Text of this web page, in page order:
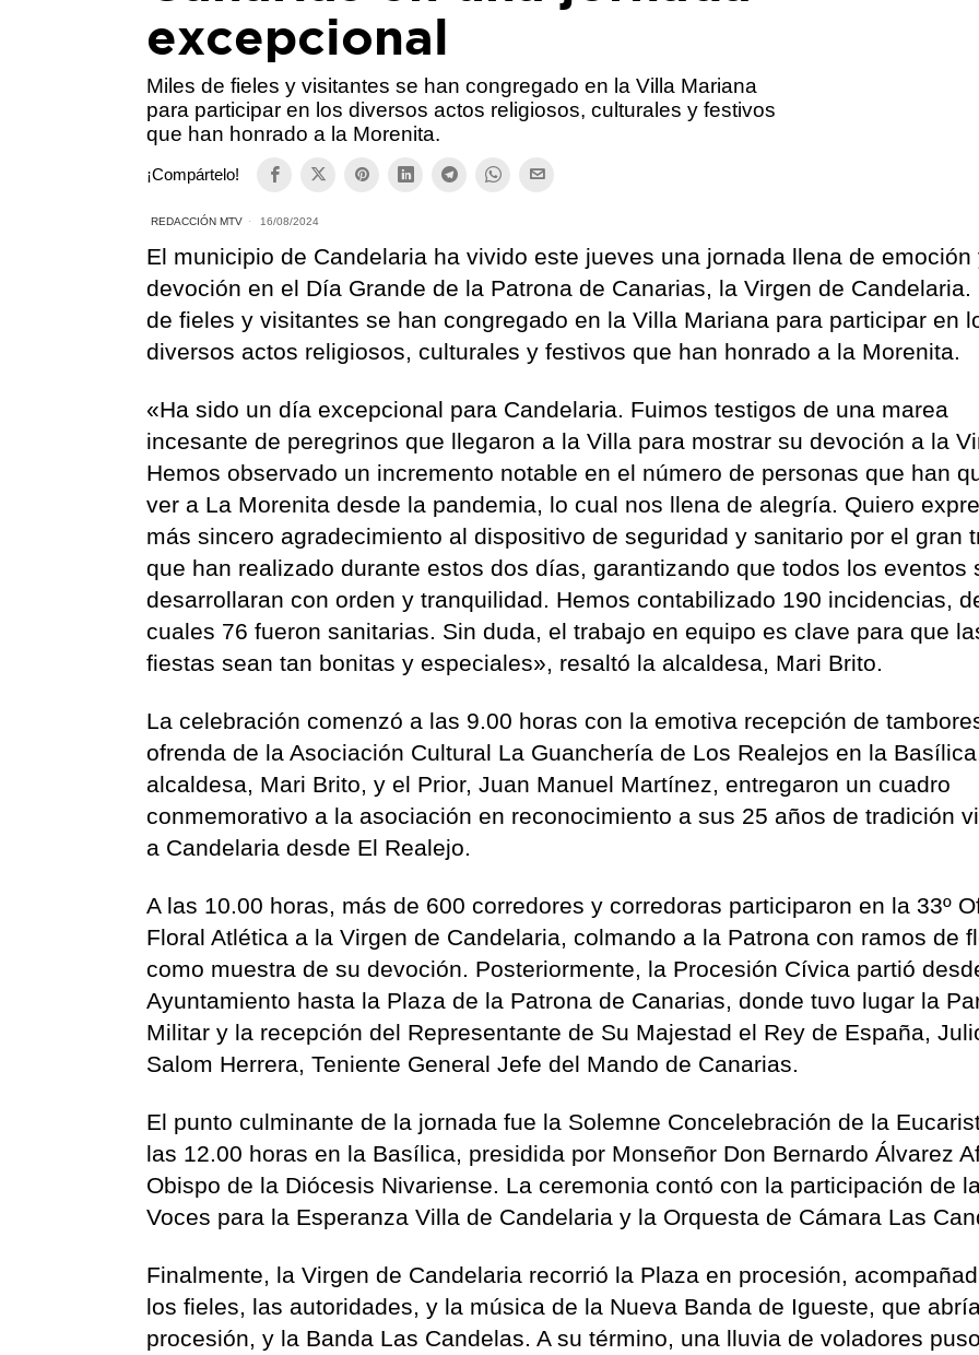
excepcional
Miles de fieles y visitantes se han congregado en la Villa Mariana
para participar en los diversos actos religiosos, culturales y festivos
que han honrado a la Morenita.
¡Compártelo!
REDACCIÓN MTV 16/08/2024
El municipio de Candelaria ha vivido este jueves una jornada llena de emoción
devoción en el Día Grande de la Patrona de Canarias, la Virgen de Candelaria.
de fieles y visitantes se han congregado en la Villa Mariana para participar en
diversos actos religiosos, culturales y festivos que han honrado a la Morenita.
«Ha sido un día excepcional para Candelaria. Fuimos testigos de una marea
incesante de peregrinos que llegaron a la Villa para mostrar su devoción a la
Hemos observado un incremento notable en el número de personas que han
ver a La Morenita desde la pandemia, lo cual nos llena de alegría. Quiero
más sincero agradecimiento al dispositivo de seguridad y sanitario por el gran
que han realizado durante estos dos días, garantizando que todos los eventos
desarrollaran con orden y tranquilidad. Hemos contabilizado 190 incidencias,
cuales 76 fueron sanitarias. Sin duda, el trabajo en equipo es clave para que
fiestas sean tan bonitas y especiales», resaltó la alcaldesa, Mari Brito.
La celebración comenzó a las 9.00 horas con la emotiva recepción de
ofrenda de la Asociación Cultural La Guanchería de Los Realejos en la
alcaldesa, Mari Brito, y el Prior, Juan Manuel Martínez, entregaron un cuadro
conmemorativo a la asociación en reconocimiento a sus 25 años de tradición
a Candelaria desde El Realejo.
A las 10.00 horas, más de 600 corredores y corredoras participaron en la 33º
Floral Atlética a la Virgen de Candelaria, colmando a la Patrona con ramos de
como muestra de su devoción. Posteriormente, la Procesión Cívica partió
Ayuntamiento hasta la Plaza de la Patrona de Canarias, donde tuvo lugar la
Militar y la recepción del Representante de Su Majestad el Rey de España,
Salom Herrera, Teniente General Jefe del Mando de Canarias.
El punto culminante de la jornada fue la Solemne Concelebración de la
las 12.00 horas en la Basílica, presidida por Monseñor Don Bernardo Álvarez
Obispo de la Diócesis Nivariense. La ceremonia contó con la participación de
Voces para la Esperanza Villa de Candelaria y la Orquesta de Cámara Las
Finalmente, la Virgen de Candelaria recorrió la Plaza en procesión,
los fieles, las autoridades, y la música de la Nueva Banda de Igueste, que
procesión, y la Banda Las Candelas. A su término, una lluvia de voladores